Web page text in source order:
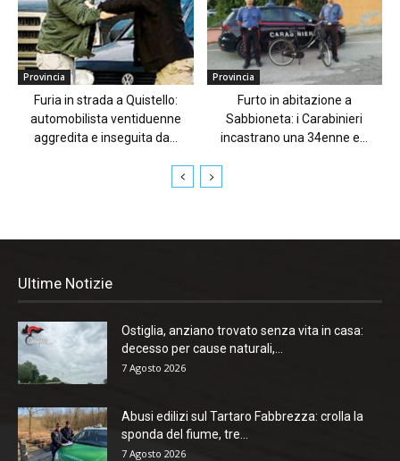
Provincia
Furia in strada a Quistello:
automobilista ventiduenne
aggredita e inseguita da...
Provincia
Furto in abitazione a
Sabbioneta: i Carabinieri
incastrano una 34enne e...
Ultime Notizie
Ostiglia, anziano trovato senza vita in casa:
decesso per cause naturali,...
7 Agosto 2026
Abusi edilizi sul Tartaro Fabbrezza: crolla la
sponda del fiume, tre...
7 Agosto 2026